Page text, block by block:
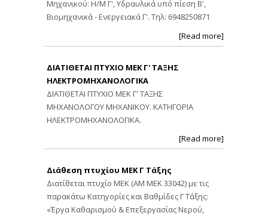
Μηχανικού: Η/Μ Γ', Υδραυλικά υπό πίεση Β',
Βιομηχανικά - Ενεργειακά Γ'. Τηλ: 6948250871
[Read more]
ΔΙΑΤΙΘΕΤΑΙ ΠΤΥΧΙΟ ΜΕΚ Γ' ΤΑΞΗΣ
ΗΛΕΚΤΡΟΜΗΧΑΝΟΛΟΓΙΚΑ
ΔΙΑΤΙΘΕΤΑΙ ΠΤΥΧΙΟ ΜΕΚ Γ' ΤΑΞΗΣ
ΜΗΧΑΝΟΛΟΓΟΥ ΜΗΧΑΝΙΚΟΥ. ΚΑΤΗΓΟΡΙΑ
ΗΛΕΚΤΡΟΜΗΧΑΝΟΛΟΓΙΚΑ.
[Read more]
Διάθεση πτυχίου ΜΕΚ Γ Τάξης
Διατίθεται πτυχίο ΜΕΚ (ΑΜ ΜΕΚ 33042) με τις
παρακάτω Κατηγορίες και Βαθμίδες Γ Τάξης:
«Έργα Καθαρισμού & Επεξεργασίας Νερού,